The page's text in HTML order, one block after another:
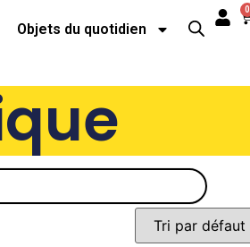
Objets du quotidien
0